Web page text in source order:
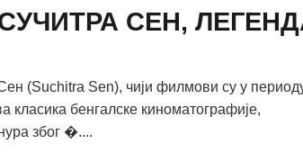
СЕН,
(Suchitra Sen), чији филмови су у
класика бенгалске киноматографије,
због �....